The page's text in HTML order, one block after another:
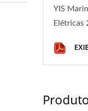
YIS
Elétricas